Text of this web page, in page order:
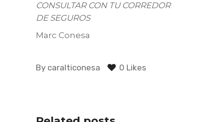
CONSULTAR CON TU CORREDOR
DE SEGUROS
Marc Conesa
By caralticonesa 0 Likes